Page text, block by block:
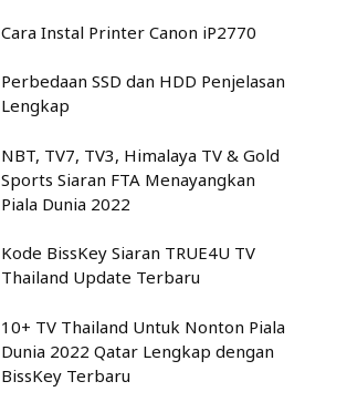
Cara Instal Printer Canon iP2770
Perbedaan SSD dan HDD Penjelasan
Lengkap
NBT, TV7, TV3, Himalaya TV & Gold
Sports Siaran FTA Menayangkan
Piala Dunia 2022
Kode BissKey Siaran TRUE4U TV
Thailand Update Terbaru
10+ TV Thailand Untuk Nonton Piala
Dunia 2022 Qatar Lengkap dengan
BissKey Terbaru